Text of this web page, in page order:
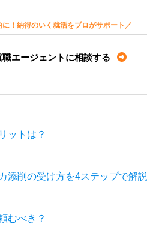
に！納得のいく就活をプロがサポート／
職エージェントに相談する
ットは？
添削の受け方を4ステップで解説
むべき？